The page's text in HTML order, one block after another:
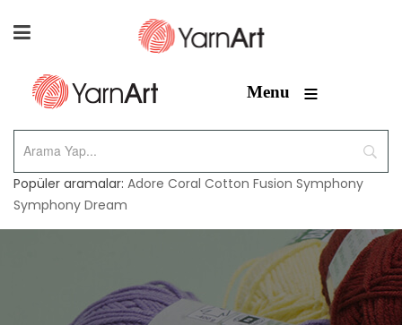
Menu ≡
Popüler aramalar: Adore Coral Cotton Fusion Symphony
Symphony Dream